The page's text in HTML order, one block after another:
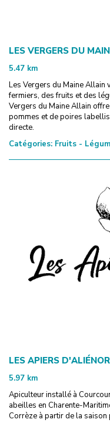
LES VERGERS DU
5.47 km
Les Vergers du Maine
fermiers, des fruits et des
Vergers du Maine Allain
pommes et de poires
directe.
Catégories: Fruits -
LES APIERS D'ALIÉNOR
5.97 km
Apiculteur installé à
abeilles en Charente-
Corrèze à partir de la saison